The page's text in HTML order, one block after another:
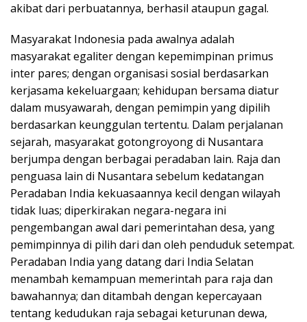
akibat dari perbuatannya, berhasil ataupun gagal.
Masyarakat Indonesia pada awalnya adalah
masyarakat egaliter dengan kepemimpinan primus
inter pares; dengan organisasi sosial berdasarkan
kerjasama kekeluargaan; kehidupan bersama diatur
dalam musyawarah, dengan pemimpin yang dipilih
berdasarkan keunggulan tertentu. Dalam perjalanan
sejarah, masyarakat gotongroyong di Nusantara
berjumpa dengan berbagai peradaban lain. Raja dan
penguasa lain di Nusantara sebelum kedatangan
Peradaban India kekuasaannya kecil dengan wilayah
tidak luas; diperkirakan negara-negara ini
pengembangan awal dari pemerintahan desa, yang
pemimpinnya di pilih dari dan oleh penduduk setempat.
Peradaban India yang datang dari India Selatan
menambah kemampuan memerintah para raja dan
bawahannya; dan ditambah dengan kepercayaan
tentang kedudukan raja sebagai keturunan dewa,